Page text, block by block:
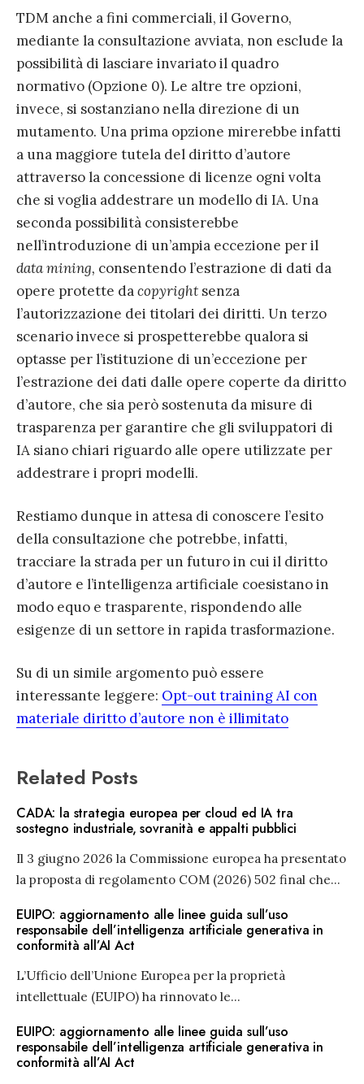
TDM anche a fini commerciali, il Governo,
mediante la consultazione avviata, non esclude la
possibilità di lasciare invariato il quadro
normativo (Opzione 0). Le altre tre opzioni,
invece, si sostanziano nella direzione di un
mutamento. Una prima opzione mirerebbe infatti
a una maggiore tutela del diritto d’autore
attraverso la concessione di licenze ogni volta
che si voglia addestrare un modello di IA. Una
seconda possibilità consisterebbe
nell’introduzione di un’ampia eccezione per il
data mining, consentendo l’estrazione di dati da
opere protette dacopyright senza
l’autorizzazione dei titolari dei diritti. Un terzo
scenario invece si prospetterebbe qualora si
optasse per l’istituzione di un’eccezione per
l’estrazione dei dati dalle opere coperte da diritto
d’autore, che sia però sostenuta da misure di
trasparenza per garantire che gli sviluppatori di
IA siano chiari riguardo alle opere utilizzate per
addestrare i propri modelli.
Restiamo dunque in attesa di conoscere l’esito
della consultazione che potrebbe, infatti,
tracciare la strada per un futuro in cui il diritto
d’autore e l’intelligenza artificiale coesistano in
modo equo e trasparente, rispondendo alle
esigenze di un settore in rapida trasformazione.
Su di un simile argomento può essere
interessante leggere: Opt-out training AI con
materiale diritto d’autore non è illimitato
Related Posts
CADA: la strategia europea per cloud ed IA tra
sostegno industriale, sovranità e appalti pubblici
Il 3 giugno 2026 la Commissione europea ha presentato
la proposta di regolamento COM (2026) 502 final che...
EUIPO: aggiornamento alle linee guida sull’uso
responsabile dell’intelligenza artificiale generativa in
conformità all’AI Act
L’Ufficio dell’Unione Europea per la proprietà
intellettuale (EUIPO) ha rinnovato le...
EUIPO: aggiornamento alle linee guida sull’uso
responsabile dell’intelligenza artificiale generativa in
conformità all’AI Act